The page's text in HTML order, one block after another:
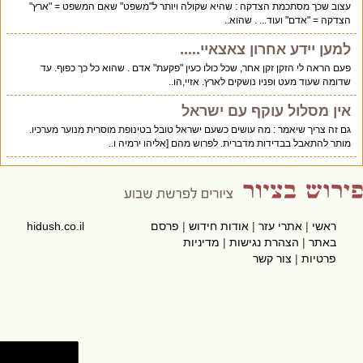
עצוב שכך מסתכמת הצדקה : שהיא שקולה ויותר ל"משפט" שאם המשפט = "ארץ"
הצדקה = "אדם" ועוד... . שהוא..
למען יידע אחרון צאצאיי.....
פעם הראה לי הזקן זקן אחר, שכל כולו כעין "פקעת" אדם . שהוא כל כך כפוף. עד
שדומה שעוד מעט ופניו נושקים לארץ. אזיי,הו..
אין מסלול עוקף עם ישראל
גם זה צריך שיאמר : מה עושים כשעם ישראל טובל בטינופת מוסרית מנוער מערכיו.
מותר להתאבל בבדידות מדברית. לפרוש מהם [אליהו ירמיה ו..
ראשי|אתרי עזר|אודות חידוש|פרסם
באתר|הצהרת נגישות|מדיניות
פרטיות|צור קשר
hidush.co.il